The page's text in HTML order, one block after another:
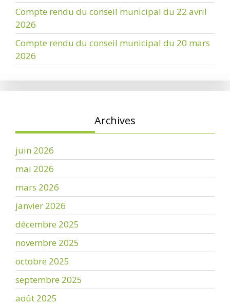
Compte rendu du conseil municipal du 22 avril
2026
Compte rendu du conseil municipal du 20 mars
2026
Archives
juin 2026
mai 2026
mars 2026
janvier 2026
décembre 2025
novembre 2025
octobre 2025
septembre 2025
août 2025